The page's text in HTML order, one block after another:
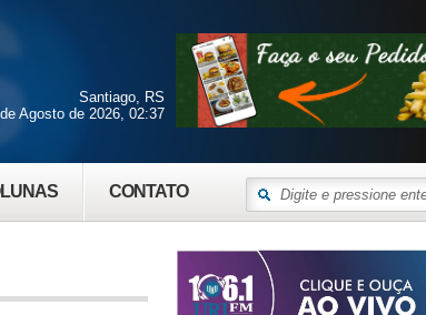
CONTATO
Santiago, RS
Agosto de 2026, 02:37